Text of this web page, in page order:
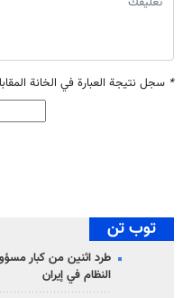
* سجل نتيجة العبارة في الخانة
توب تن
طرد اثنين من كبار
النظام في إيران